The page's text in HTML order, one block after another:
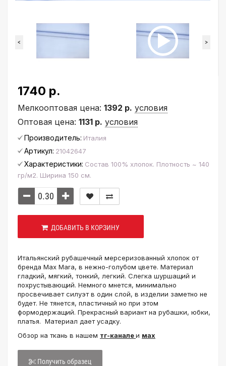
< >
1740 р.
Мелкооптовая цена: 1392 р. условия
Оптовая цена: 1131 р. условия
Производитель: Италия
Артикул: 21042647
Характеристики: Состав 100% хлопок. Плотность ~ 140
гр/м2. Ширина 150 см.
ДОБАВИТЬ В КОРЗИНУ
Итальянский рубашечный мерсеризованный хлопок от
бренда Max Mara, в нежно-голубом цвете. Материал
гладкий, мягкий, тонкий, легкий. Слегка шуршащий и
похрустывающий. Немного мнется, минимально
просвечивает силуэт в один слой, в изделии заметно не
будет. Не тянется, пластичный но при этом
формодержащий. Прекрасный вариант на рубашки, юбки,
платья. Материал дает усадку.
Обзор на ткань в нашем тг-каналеи мах
Получить образец